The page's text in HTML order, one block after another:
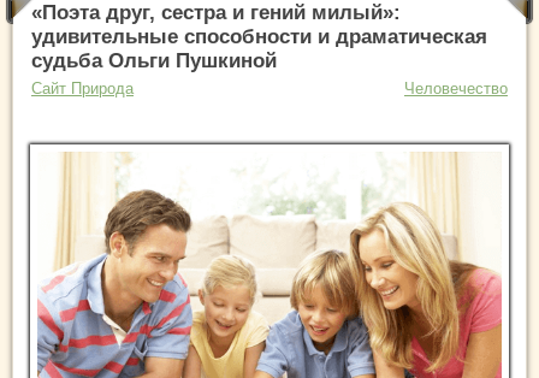
«Поэта друг, сестра и гений милый»:
удивительные способности и драматическая
судьба Ольги Пушкиной
Сайт Природа Человечество